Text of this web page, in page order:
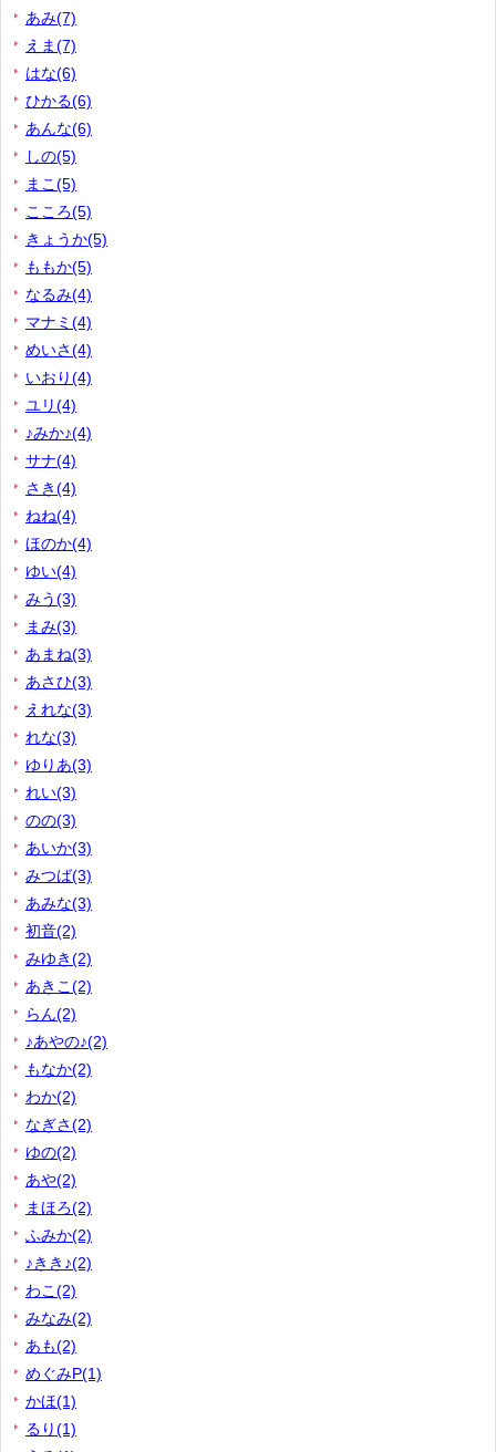
あみ(7)
えま(7)
はな(6)
ひかる(6)
あんな(6)
しの(5)
まこ(5)
こころ(5)
きょうか(5)
ももか(5)
なるみ(4)
マナミ(4)
めいさ(4)
いおり(4)
ユリ(4)
♪みか♪(4)
サナ(4)
さき(4)
ねね(4)
ほのか(4)
ゆい(4)
みう(3)
まみ(3)
あまね(3)
あさひ(3)
えれな(3)
れな(3)
ゆりあ(3)
れい(3)
のの(3)
あいか(3)
みつば(3)
あみな(3)
初音(2)
みゆき(2)
あきこ(2)
らん(2)
♪あやの♪(2)
もなか(2)
わか(2)
なぎさ(2)
ゆの(2)
あや(2)
まほろ(2)
ふみか(2)
♪きき♪(2)
わこ(2)
みなみ(2)
あも(2)
めぐみP(1)
かほ(1)
るり(1)